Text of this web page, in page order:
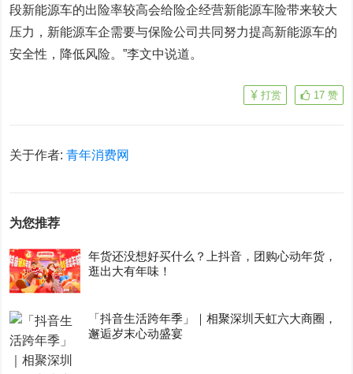
段新能源车的出险率较高会给险企经营新能源车险带来较大
压力，新能源车企需要与保险公司共同努力提高新能源车的
安全性，降低风险。”李文中说道。
17 赞
打赏
关于作者:青年消费网
为您推荐
年货还没想好买什么？上抖音，团购心动年货，
逛出大有年味！
「抖音生活跨年季」｜相聚深圳天虹六大商圈，
邂逅岁末心动盛宴